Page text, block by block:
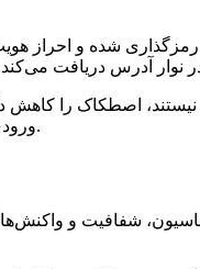
شده و احراز
اصطکاک را کاهش
ورودی اصلی و هم در گذرگاه‌های تجربه دیجیتال امنیت ایجاد می‌کند تا کسب‌وکارها با اطمینان گسترش یابند.
شفافیت و